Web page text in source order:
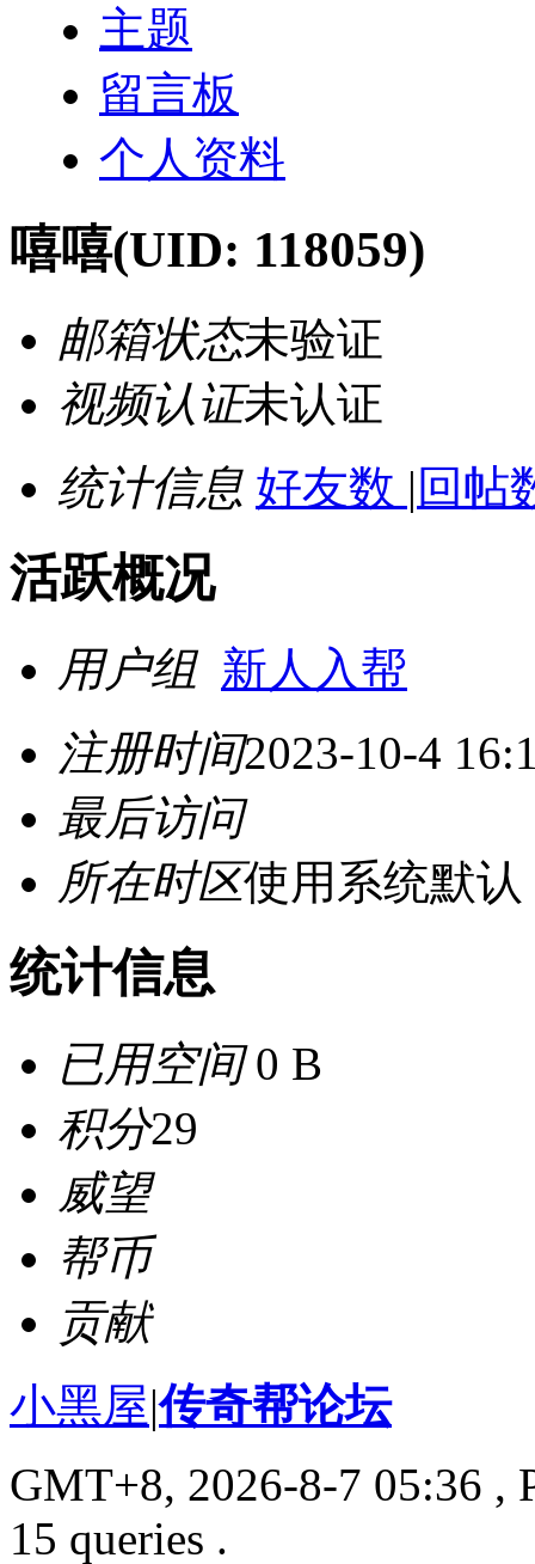
主题
留言板
个人资料
嘻嘻(UID: 118059)
邮箱状态未验证
视频认证未认证
统计信息 好友数 | 回帖
活跃概况
用户组 新人入帮
注册时间2023-10-4
最后访问
所在时区使用系统默认
统计信息
已用空间0 B
积分29
威望
帮币
贡献
小黑屋|传奇帮论坛
GMT+8, 2026-8-7 05:36 ,
15 queries .